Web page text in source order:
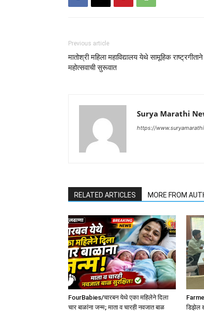
Previous article
मातोश्री महिला महाविद्यालय येथे सामूहिक
महोत्सवाची सुरूवात
Surya Marathi
https://
RELATED ARTICLES MORE FROM
FourBabies/चारबन येथे एका महिलेने दिला
चार बाळांना जन्म; माता व चारही नवजात बाळ
डिझेल